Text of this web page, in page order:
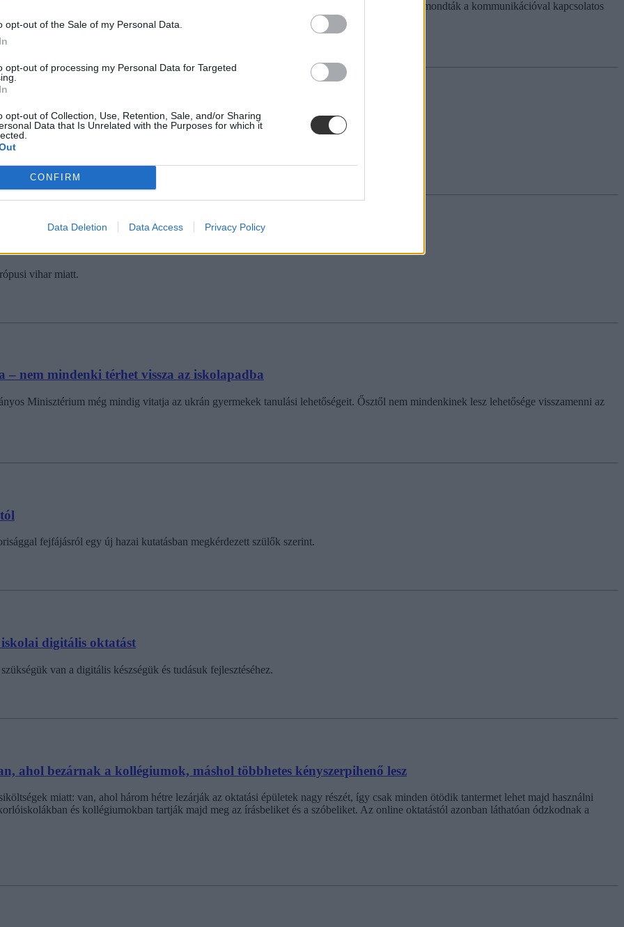
opt-out of the Sale of my Personal Data.
opt-out of processing my Personal Data for Targeted
opt-out of Collection, Use, Retention, Sale, and/or Sharing
Data that Is Unrelated with the Purposes for which it
CONFIRM
Data Deletion Data Access Privacy Policy
a legkedvezőbb időpontokba kerülnek be a jegyek és a házik. Miután a pedagógusok elmondták a kommunikációval kapcsolatos
változtatnának.
ki tud bérelni az iskola.
vihar miatt
vihar miatt.
nem mindenki térhet vissza az iskolapadba
Minisztérium még mindig vitatja az ukrán gyermekek tanulási lehetőségeit. Ősztől nem mindenkinek lesz lehetősége visszamenni az
fejfájásról egy új hazai kutatásban megkérdezett szülők szerint.
iskolai digitális oktatást
van a digitális készségük és tudásuk fejlesztéséhez.
ahol bezárnak a kollégiumok, máshol többhetes kényszerpihenő lesz
miatt: van, ahol három hétre lezárják az oktatási épületek nagy részét, így csak minden ötödik tantermet lehet majd használni
és kollégiumokban tartják majd meg az írásbeliket és a szóbeliket. Az online oktatástól azonban láthatóan ódzkodnak a